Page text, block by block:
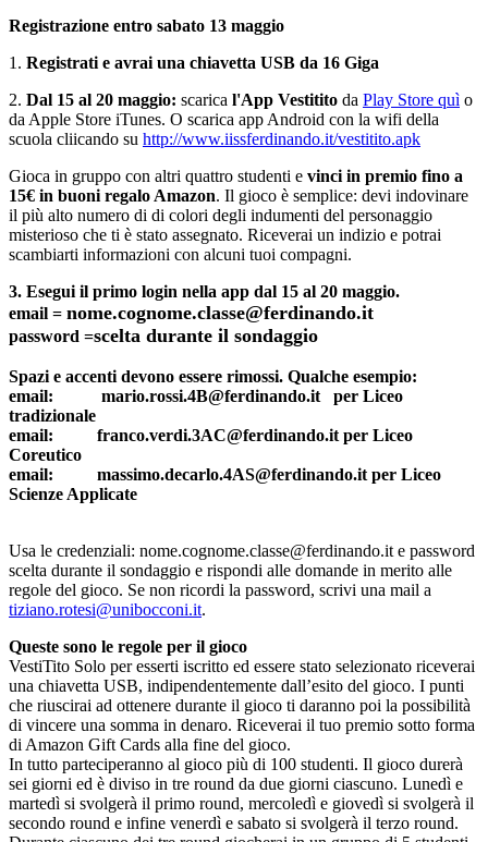
Registrazione entro sabato 13 maggio
1. Registrati e avrai una chiavetta USB da 16 Giga
2. Dal 15 al 20 maggio: scarica l'App Vestitito da Play Store quì o
da Apple Store iTunes. O scarica app Android con la wifi della
scuola cliicando su http://www.iissferdinando.it/vestitito.apk
Gioca in gruppo con altri quattro studenti e vinci in premio fino a
15€ in buoni regalo Amazon. Il gioco è semplice: devi indovinare
il più alto numero di di colori degli indumenti del personaggio
misterioso che ti è stato assegnato. Riceverai un indizio e potrai
scambiarti informazioni con alcuni tuoi compagni.
3. Esegui il primo login nella app dal 15 al 20 maggio.
email = nome.cognome.classe@ferdinando.it
password =scelta durante il sondaggio
Spazi e accenti devono essere rimossi. Qualche esempio:
email: mario.rossi.4B@ferdinando.it per Liceo
tradizionale
email: franco.verdi.3AC@ferdinando.it per Liceo
Coreutico
email: massimo.decarlo.4AS@ferdinando.it per Liceo
Scienze Applicate
Usa le credenziali: nome.cognome.classe@ferdinando.it e password
scelta durante il sondaggio e rispondi alle domande in merito alle
regole del gioco. Se non ricordi la password, scrivi una mail a
tiziano.rotesi@unibocconi.it.
Queste sono le regole per il gioco
VestiTito Solo per esserti iscritto ed essere stato selezionato riceverai
una chiavetta USB, indipendentemente dall’esito del gioco. I punti
che riuscirai ad ottenere durante il gioco ti daranno poi la possibilità
di vincere una somma in denaro. Riceverai il tuo premio sotto forma
di Amazon Gift Cards alla fine del gioco.
In tutto parteciperanno al gioco più di 100 studenti. Il gioco durerà
sei giorni ed è diviso in tre round da due giorni ciascuno. Lunedì e
martedì si svolgerà il primo round, mercoledì e giovedì si svolgerà il
secondo round e infine venerdì e sabato si svolgerà il terzo round.